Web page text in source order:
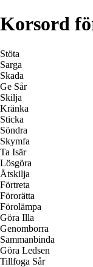
Korsord
Stöta
Sarga
Skada
Ge Sår
Skilja
Kränka
Sticka
Söndra
Skymfa
Ta Isär
Lösgöra
Åtskilja
Förtreta
Förorätta
Förolämpa
Göra Illa
Genomborra
Sammanbinda
Göra Ledsen
Tillfoga Sår